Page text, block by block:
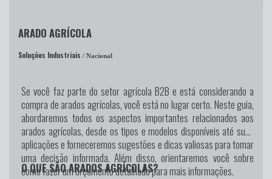
ARADO AGRÍCOLA
Soluções Industriais / Nacional
Se você faz parte do setor agrícola B2B e está considerando a
compra de arados agrícolas, você está no lugar certo. Neste guia,
abordaremos todos os aspectos importantes relacionados aos
arados agrícolas, desde os tipos e modelos disponíveis até suas
aplicações e forneceremos sugestões e dicas valiosas para tomar
uma decisão informada. Além disso, orientaremos você sobre
como fazer um orçamento detalhado para mais informações.
O QUE SÃO ARADOS AGRÍCOLAS?